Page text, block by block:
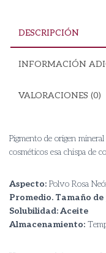
DESCRIPCIÓN
INFORMACIÓN
VALORACIONES (0)
Pigmento de origen
cosméticos esa chispa de
Aspecto: Polvo Rosa
Promedio. Tamaño
Solubilidad: Aceite
Almacenamiento: